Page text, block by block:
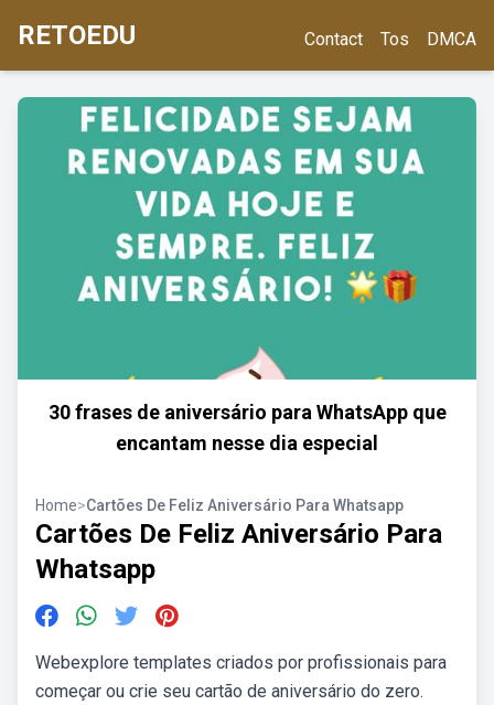
RETOEDU Contact Tos DMCA
30 frases de aniversário para WhatsApp que
encantam nesse dia especial
Home>Cartões De Feliz Aniversário Para Whatsapp
Cartões De Feliz Aniversário Para
Whatsapp
Webexplore templates criados por profissionais para
começar ou crie seu cartão de aniversário do zero.